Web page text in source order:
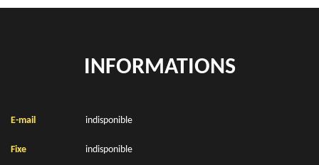
INFORMATIONS
E-mail indisponible
Fixe indisponible